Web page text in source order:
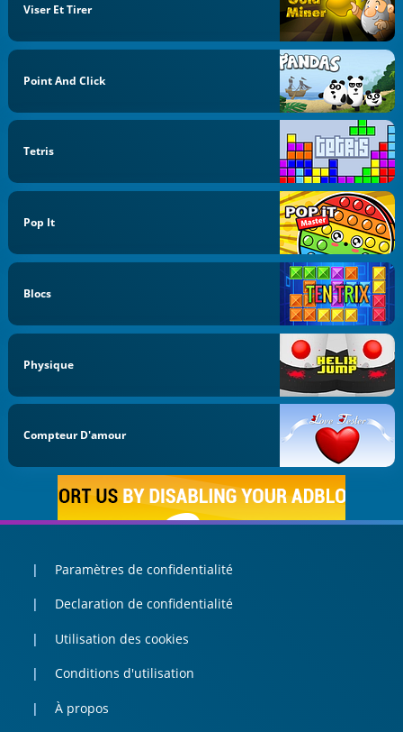
Viser Et Tirer
Point And Click
Tetris
Pop It
Blocs
Physique
Compteur D'amour
Paramètres de confidentialité
Declaration de confidentialité
Utilisation des cookies
Conditions d'utilisation
À propos